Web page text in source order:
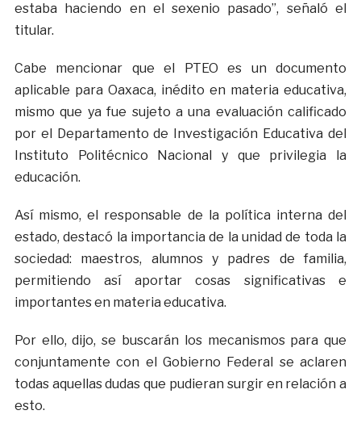
estaba haciendo en el sexenio pasado”, señaló el
titular.
Cabe mencionar que el PTEO es un documento
aplicable para Oaxaca, inédito en materia educativa,
mismo que ya fue sujeto a una evaluación calificado
por el Departamento de Investigación Educativa del
Instituto Politécnico Nacional y que privilegia la
educación.
Así mismo, el responsable de la política interna del
estado, destacó la importancia de la unidad de toda la
sociedad: maestros, alumnos y padres de familia,
permitiendo así aportar cosas significativas e
importantes en materia educativa.
Por ello, dijo, se buscarán los mecanismos para que
conjuntamente con el Gobierno Federal se aclaren
todas aquellas dudas que pudieran surgir en relación a
esto.